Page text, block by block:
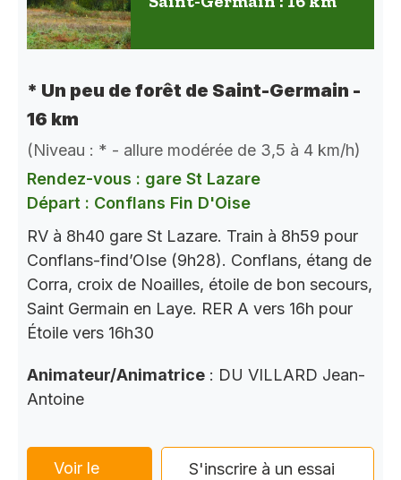
* Un peu de forêt de Saint-Germain -
16 km
(Niveau : * - allure modérée de 3,5 à 4 km/h)
Rendez-vous : gare St Lazare
Départ : Conflans Fin D'Oise
RV à 8h40 gare St Lazare. Train à 8h59 pour
Conflans-find’OIse (9h28). Conflans, étang de
Corra, croix de Noailles, étoile de bon secours,
Saint Germain en Laye. RER A vers 16h pour
Étoile vers 16h30
Animateur/Animatrice : DU VILLARD Jean-
Antoine
Voir le
S'inscrire à un essai